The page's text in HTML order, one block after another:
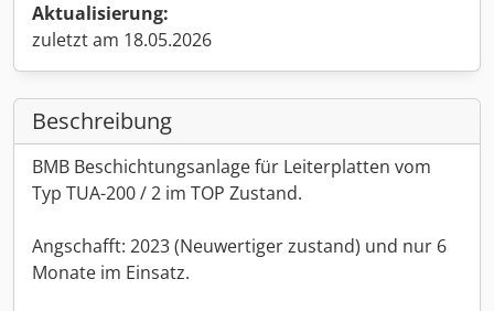
Aktualisierung:
zuletzt am 18.05.2026
Beschreibung
BMB Beschichtungsanlage für Leiterplatten vom
Typ TUA-200 / 2 im TOP Zustand.
Angschafft: 2023 (Neuwertiger zustand) und nur 6
Monate im Einsatz.